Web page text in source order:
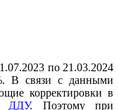
по 21.03.2024
В связи с данными
корректировки в
ДДУ. Поэтому при